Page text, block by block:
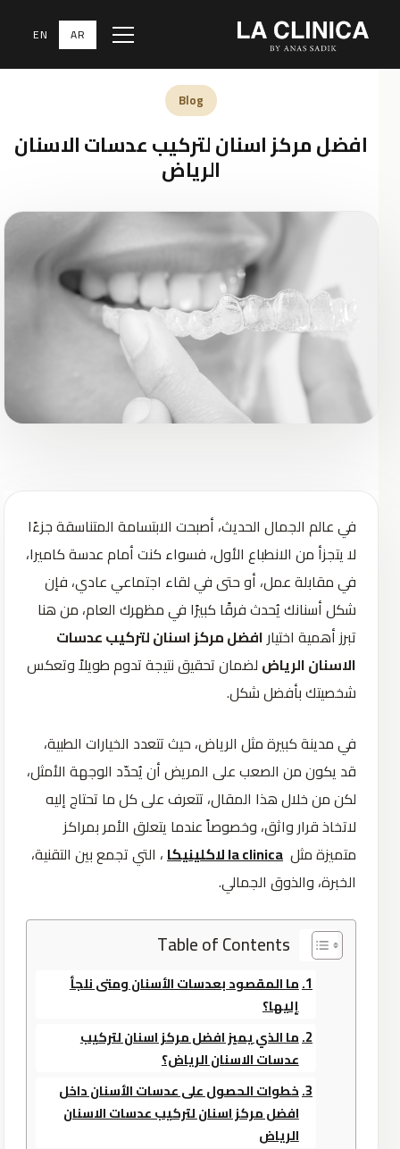
Menu
AR
EN
Blog
افضل مركز اسنان لتركيب عدسات الاسنان
الرياض
في عالم الجمال الحديث، أصبحت الابتسامة المتناسقة جزءًا
لا يتجزأ من الانطباع الأول، فسواء كنت أمام عدسة كاميرا،
في مقابلة عمل، أو حتى في لقاء اجتماعي عادي، فإن
شكل أسنانك يُحدث فرقًا كبيرًا في مظهرك العام، من هنا
تبرز أهمية اختيارافضل مركز اسنان لتركيب عدسات
الاسنان الرياض لضمان تحقيق نتيجة تدوم طويلاً وتعكس
شخصيتك بأفضل شكل.
في مدينة كبيرة مثل الرياض، حيث تتعدد الخيارات الطبية،
قد يكون من الصعب على المريض أن يُحدّد الوجهة الأمثل،
لكن من خلال هذا المقال، تتعرف على كل ما تحتاج إليه
لاتخاذ قرار واثق، وخصوصاً عندما يتعلق الأمر بمراكز
متميزة مثل la clinica لاكلينيكا
، التي تجمع بين التقنية،
الخبرة، والذوق الجمالي.
Table of Contents
ما المقصود بعدسات الأسنان ومتى نلجأ
إليها؟
ما الذي يميز افضل مركز اسنان لتركيب
عدسات الاسنان الرياض؟
خطوات الحصول على عدسات الأسنان داخل
افضل مركز اسنان لتركيب عدسات الاسنان
الرياض